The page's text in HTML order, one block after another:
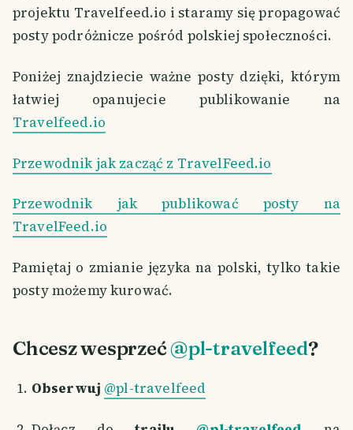
projektu Travelfeed.io i staramy się propagować
posty podróżnicze pośród polskiej społeczności.
Poniżej znajdziecie ważne posty dzięki, którym
łatwiej opanujecie publikowanie na
Travelfeed.io
Przewodnik jak zacząć z TravelFeed.io
Przewodnik jak publikować posty na
TravelFeed.io
Pamiętaj o zmianie języka na polski, tylko takie
posty możemy kurować.
Chcesz wesprzeć@pl-travelfeed?
Obserwuj @pl-travelfeed